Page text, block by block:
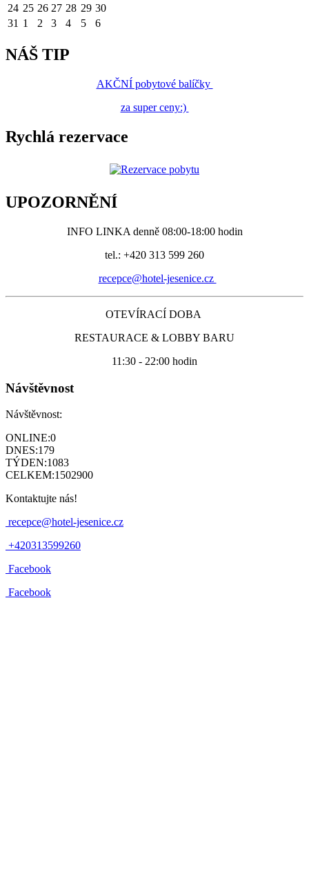
24 25 26 27 28 29 30
31 1 2 3 4 5 6
NÁŠ TIP
AKČNÍ pobytové balíčky
za super ceny:)
Rychlá rezervace
UPOZORNĚNÍ
INFO LINKA denně 08:00-18:00 hodin
tel.: +420 313 599 260
recepce@hotel-jesenice.cz
OTEVÍRACÍ DOBA
RESTAURACE & LOBBY BARU
11:30 - 22:00 hodin
Návštěvnost
Návštěvnost:
ONLINE:0
DNES:179
TÝDEN:1083
CELKEM:1502900
Kontaktujte nás!
recepce@hotel-jesenice.cz
+420313599260
Facebook
Facebook